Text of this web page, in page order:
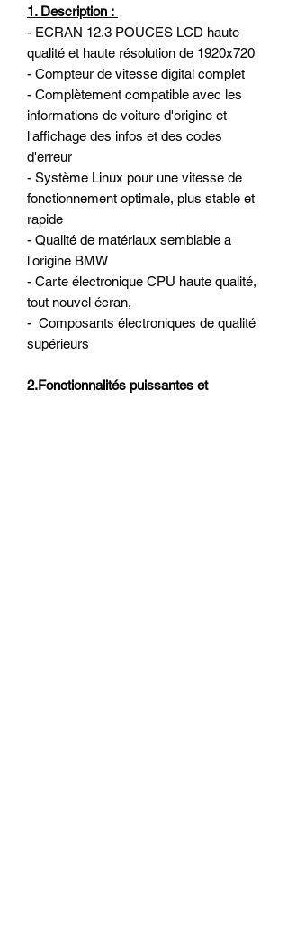
1. Description :
- ECRAN 12.3 POUCES LCD haute
qualité et haute résolution de 1920x720
- Compteur de vitesse digital complet
- Complètement compatible avec les
informations de voiture d'origine et
l'affichage des infos et des codes
d'erreur
- Système Linux pour une vitesse de
fonctionnement optimale, plus stable et
rapide
- Qualité de matériaux semblable a
l'origine BMW
- Carte électronique CPU haute qualité,
tout nouvel écran,
- Composants électroniques de qualité
supérieurs
2.Fonctionnalités puissantes et